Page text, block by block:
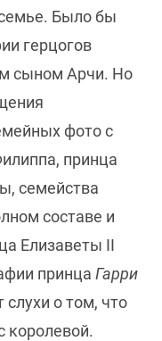
Было бы
герцогов
сыном Арчи. Но
фото с
принца
семейства
составе и
Елизаветы II
принца Гарри
о том, что
королевой.